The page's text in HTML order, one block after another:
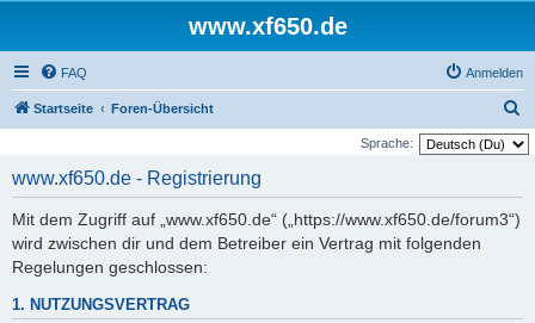
www.xf650.de
FAQ Anmelden
Startseite Foren-Übersicht
u
Sprache:
www.xf650.de - Registrierung
Mit dem Zugriff auf „www.xf650.de“ („https://www.xf650.de/forum3“)
wird zwischen dir und dem Betreiber ein Vertrag mit folgenden
Regelungen geschlossen:
1. NUTZUNGSVERTRAG